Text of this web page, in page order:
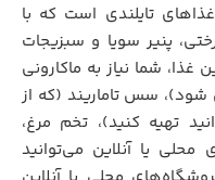
تایلندی است که با
پنیر سویا و سبزیجات
شما نیاز به ماکارونی
شود)، سس تاماریند (که از
تهیه کنید)، تخم مرغ،
یا آنلاین می‌توانید